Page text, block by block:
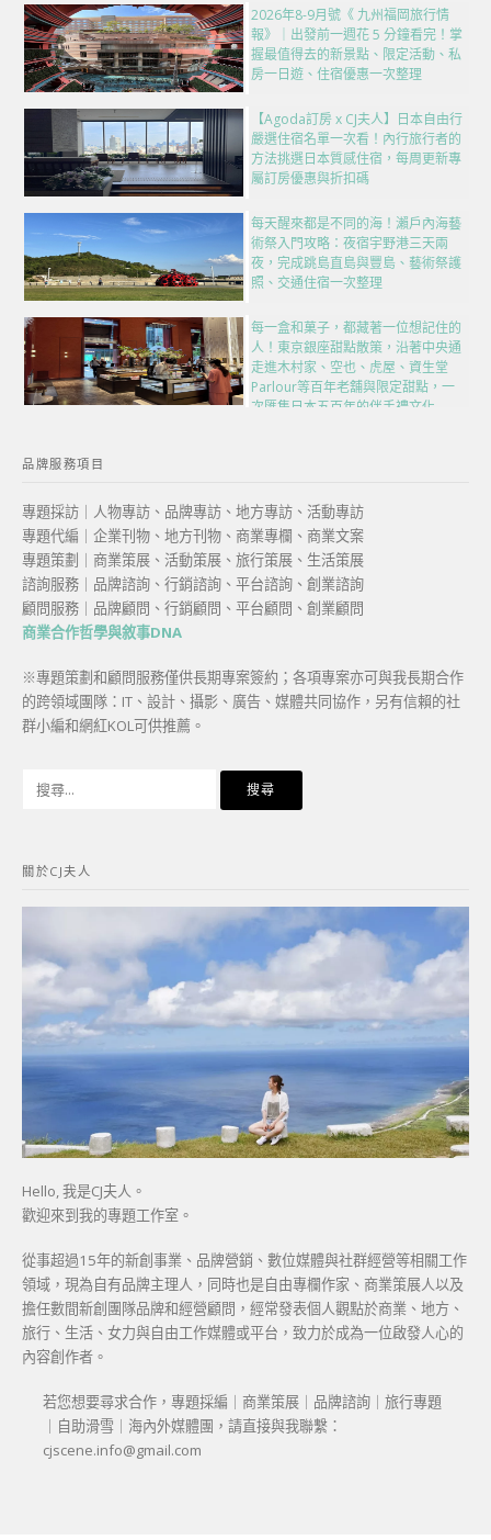
2026年8-9月號《 九州福岡旅行情
報》｜出發前一週花 5 分鐘看完！掌
握最值得去的新景點、限定活動、私
房一日遊、住宿優惠一次整理
【Agoda訂房 x CJ夫人】日本自由行
嚴選住宿名單一次看！內行旅行者的
方法挑選日本質感住宿，每周更新專
屬訂房優惠與折扣碼
每天醒來都是不同的海！瀨戶內海藝
術祭入門攻略：夜宿宇野港三天兩
夜，完成跳島直島與豐島、藝術祭護
照、交通住宿一次整理
每一盒和菓子，都藏著一位想記住的
人！東京銀座甜點散策，沿著中央通
走進木村家、空也、虎屋、資生堂
Parlour等百年老舖與限定甜點，一
次匯集日本五百年的伴手禮文化
品牌服務項目
專題採訪｜人物專訪、品牌專訪、地方專訪、活動專訪
專題代編｜企業刊物、地方刊物、商業專欄、商業文案
專題策劃｜商業策展、活動策展、旅行策展、生活策展
諮詢服務｜品牌諮詢、行銷諮詢、平台諮詢、創業諮詢
顧問服務｜品牌顧問、行銷顧問、平台顧問、創業顧問
商業合作哲學與敘事DNA
※專題策劃和顧問服務僅供長期專案簽約；各項專案亦可與我長期合作
的跨領域團隊：IT、設計、攝影、廣告、媒體共同協作，另有信賴的社
群小編和網紅KOL可供推薦。
字:
關於CJ夫人
Hello, 我是CJ夫人。
歡迎來到我的專題工作室。
從事超過15年的新創事業、品牌營銷、數位媒體與社群經營等相關工作
領域，現為自有品牌主理人，同時也是自由專欄作家、商業策展人以及
擔任數間新創團隊品牌和經營顧問，經常發表個人觀點於商業、地方、
旅行、生活、女力與自由工作媒體或平台，致力於成為一位啟發人心的
內容創作者。
若您想要尋求合作，專題採編｜商業策展｜品牌諮詢｜旅行專題
｜自助滑雪｜海內外媒體團，請直接與我聯繫：
cjscene.info@gmail.com